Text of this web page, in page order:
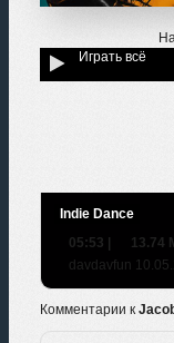
Играть всё
Indie Dance
05:53 | 13.74
davdavfun
Комментарии к